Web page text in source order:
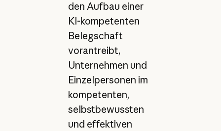
den Aufbau einer
KI-kompetenten
Belegschaft
vorantreibt,
Unternehmen und
Einzelpersonen im
kompetenten,
selbstbewussten
und effektiven